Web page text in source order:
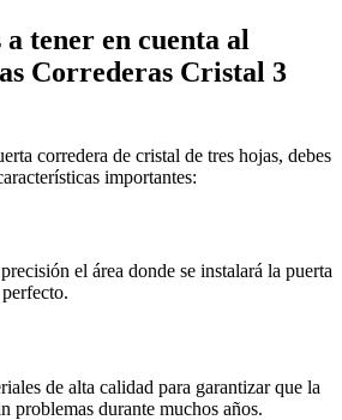
tener en cuenta al
Correderas Cristal 3
corredera de cristal de tres hojas, debes
importantes:
el área donde se instalará la puerta
de alta calidad para garantizar que la
problemas durante muchos años.